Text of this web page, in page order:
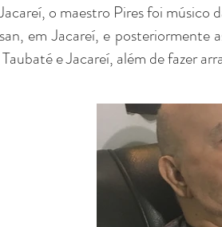
o maestro Pires foi músico
em Jacareí, e posteriormente
e Jacareí, além de fazer